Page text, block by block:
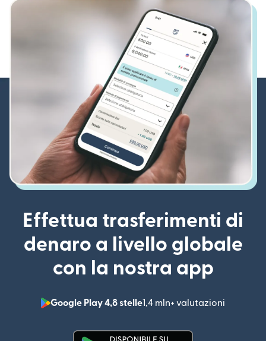
Effettua trasferimenti di
denaro a livello globale
con la nostra app
Google Play 4,8 stelle1,4 mln+ valutazioni